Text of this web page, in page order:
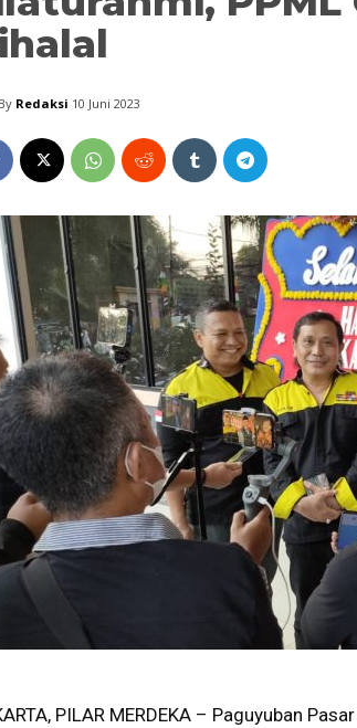
By Redaksi 10 Juni 2023
PILAR MERDEKA – Paguyuban